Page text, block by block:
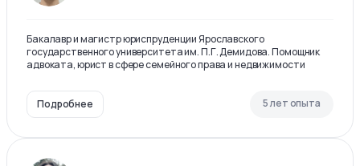
Бакалавр и магистр юриспруденции Ярославского
государственного университета им. П.Г. Демидова. Помощник
адвоката, юрист в сфере семейного права и недвижимости
Подробнее 5 лет опыта